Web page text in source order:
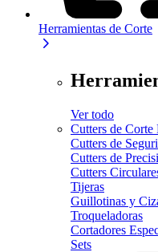
Herramientas de Corte
Ver todo
Cutters de Corte
Cutters de
Cutters de
Cutters
Tijeras
Guillotinas y
Troqueladoras
Cortadores
Sets